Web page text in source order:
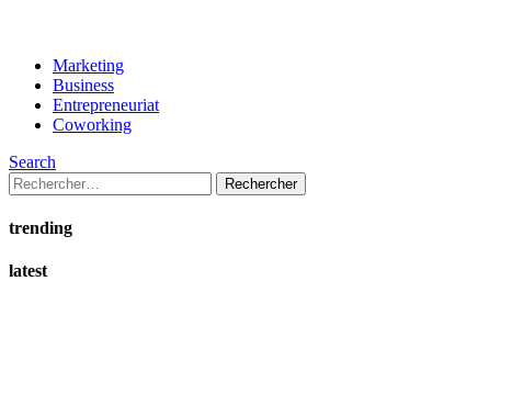
Marketing
Business
Entrepreneuriat
Coworking
Search
Rechercher :
trending
latest